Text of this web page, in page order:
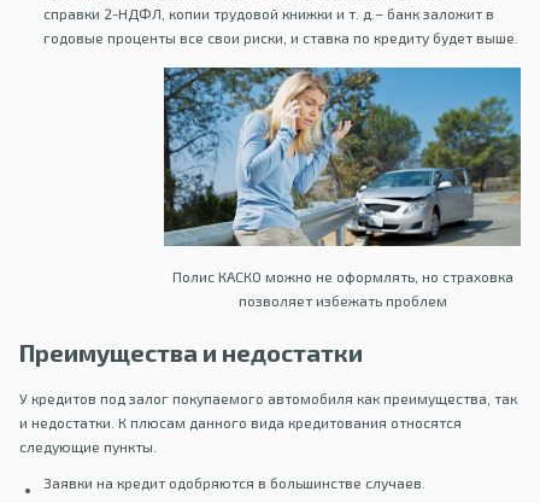
справки 2-НДФЛ, копии трудовой книжки и т. д.– банк заложит в
годовые проценты все свои риски, и ставка по кредиту будет выше.
Полис КАСКО можно не оформлять, но страховка
позволяет избежать проблем
Преимущества и недостатки
У кредитов под залог покупаемого автомобиля как преимущества, так
и недостатки. К плюсам данного вида кредитования относятся
следующие пункты.
Заявки на кредит одобряются в большинстве случаев.